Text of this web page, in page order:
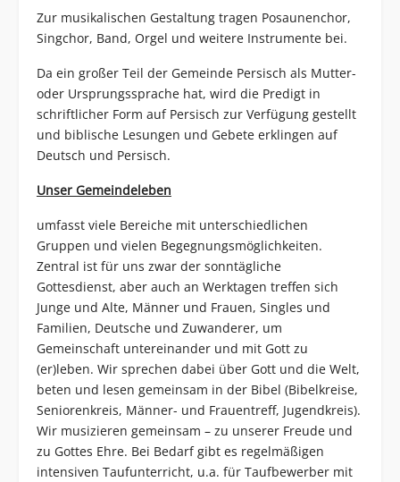
Zur musikalischen Gestaltung tragen Posaunenchor,
Singchor, Band, Orgel und weitere Instrumente bei.
Da ein großer Teil der Gemeinde Persisch als Mutter-
oder Ursprungssprache hat, wird die Predigt in
schriftlicher Form auf Persisch zur Verfügung gestellt
und biblische Lesungen und Gebete erklingen auf
Deutsch und Persisch.
Unser Gemeindeleben
umfasst viele Bereiche mit unterschiedlichen
Gruppen und vielen Begegnungsmöglichkeiten.
Zentral ist für uns zwar der sonntägliche
Gottesdienst, aber auch an Werktagen treffen sich
Junge und Alte, Männer und Frauen, Singles und
Familien, Deutsche und Zuwanderer, um
Gemeinschaft untereinander und mit Gott zu
(er)leben. Wir sprechen dabei über Gott und die Welt,
beten und lesen gemeinsam in der Bibel (Bibelkreise,
Seniorenkreis, Männer- und Frauentreff, Jugendkreis).
Wir musizieren gemeinsam – zu unserer Freude und
zu Gottes Ehre. Bei Bedarf gibt es regelmäßigen
intensiven Taufunterricht, u.a. für Taufbewerber mit